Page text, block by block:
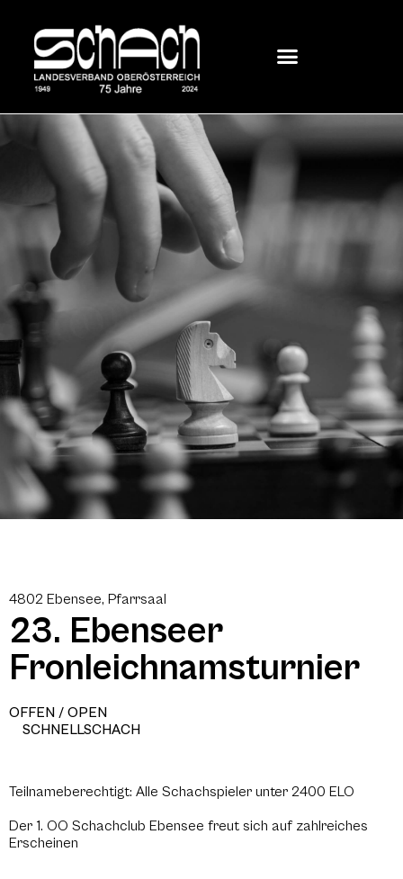
4802 Ebensee, Pfarrsaal
23. Ebenseer
Fronleichnamsturnier
OFFEN / OPEN
SCHNELLSCHACH
Teilnameberechtigt: Alle Schachspieler unter 2400 ELO
Der 1. OO Schachclub Ebensee freut sich auf zahlreiches
Erscheinen